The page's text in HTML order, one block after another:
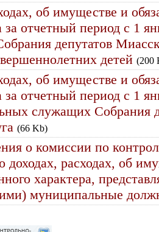
об имуществе и
отчетный период с 1
депутатов
детей (200
об имуществе и
отчетный период с 1
служащих Собрания
(66 Kb)
о комиссии по
доходах, расходах, об
характера,
муниципальные